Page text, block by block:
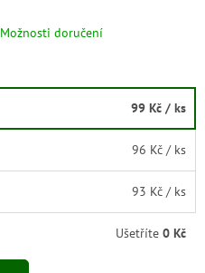
Možnosti doručení
99 Kč / ks
96 Kč / ks
93 Kč / ks
Ušetříte 0 Kč